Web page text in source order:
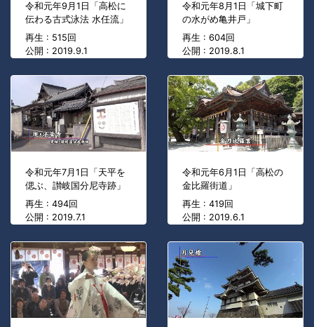
令和元年9月1日「高松に
伝わる古式泳法 水任流」
再生 : 515回
公開 : 2019.9.1
令和元年8月1日「城下町
の水がめ亀井戸」
再生 : 604回
公開 : 2019.8.1
令和元年7月1日「天平を
偲ぶ、讃岐国分尼寺跡」
再生 : 494回
公開 : 2019.7.1
令和元年6月1日「高松の
金比羅街道」
再生 : 419回
公開 : 2019.6.1